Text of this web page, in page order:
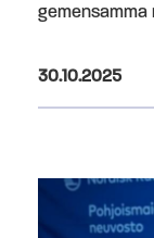
gemensamma
Publicerad på:
30.10.2025